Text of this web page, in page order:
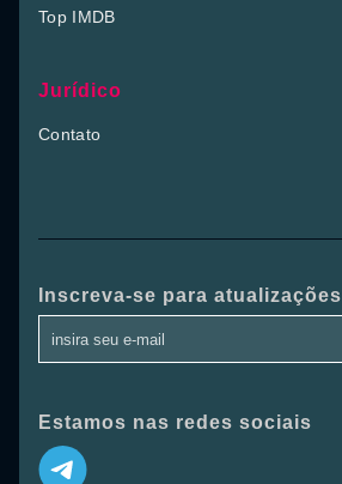
Top IMDB
Jurídico
Contato
Inscreva-se para atualizações
Estamos nas redes sociais